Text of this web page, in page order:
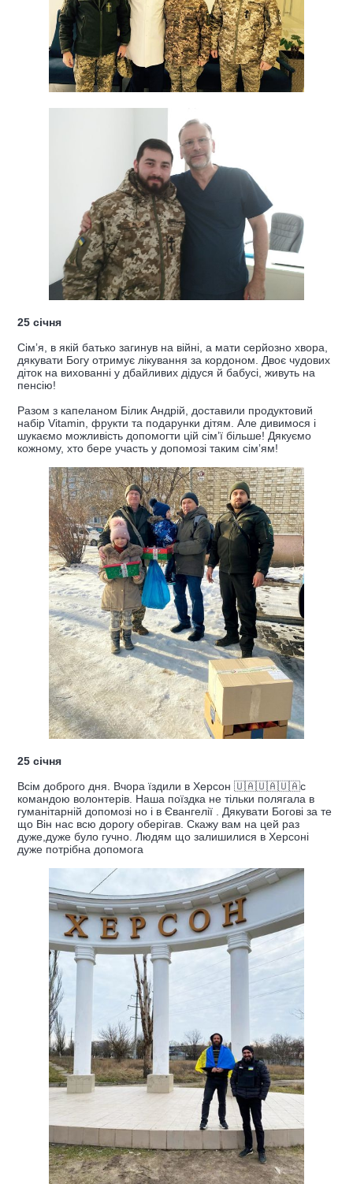
25 січня
Сімʼя, в якій батько загинув на війні, а мати серйозно хвора,
дякувати Богу отримує лікування за кордоном. Двоє чудових
діток на вихованні у дбайливих дідуся й бабусі, живуть на
пенсію!
Разом з капеланом Білик Андрій, доставили продуктовий
набір Vitamin, фрукти та подарунки дітям. Але дивимося і
шукаємо можливість допомогти цій сімʼї більше! Дякуємо
кожному, хто бере участь у допомозі таким сімʼям!
25 січня
Всім доброго дня. Вчора їздили в Херсон 🇺🇦🇺🇦🇺🇦с
командою волонтерів. Наша поїздка не тільки полягала в
гуманітарній допомозі но і в Євангелії . Дякувати Богові за те
що Він нас всю дорогу оберігав. Скажу вам на цей раз
дуже,дуже було гучно. Людям що залишилися в Херсоні
дуже потрібна допомога